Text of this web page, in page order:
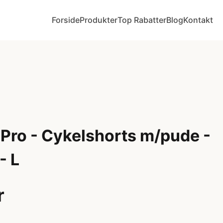
ForsideProdukterTop RabatterBlogKontakt
- Cykelshorts m/pude -
L